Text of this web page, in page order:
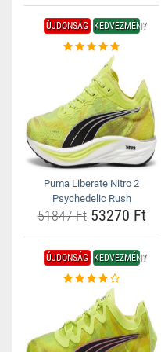
ÚJDONSÁG KEDVEZMÉNY
Puma Liberate Nitro 2
Psychedelic Rush
51847 Ft53270 Ft
ÚJDONSÁG KEDVEZMÉNY